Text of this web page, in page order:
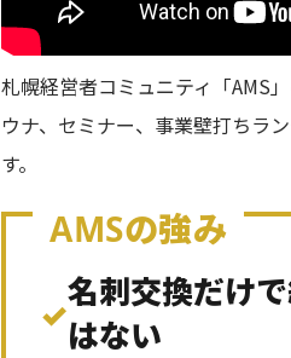
札幌経営者コミュニティ「AMS
ウナ、セミナー、事業壁打ちラ
す。
AMSの強み
✓
名刺交換だけ
はない